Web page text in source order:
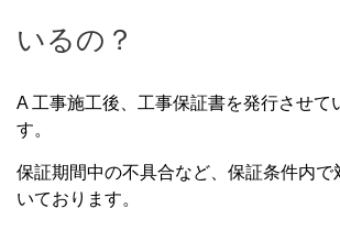
いるの？
A 工事施工後、工事保証書を発行させて
す。
保証期間中の不具合など、保証条件内で
いております。